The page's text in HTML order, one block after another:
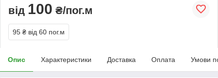
від 100 ₴/пог.м
95 ₴ від 60 пог.м
Опис Характеристики Доставка Оплата Умови